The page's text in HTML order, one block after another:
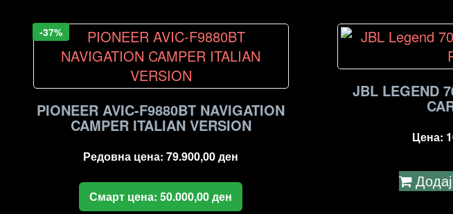
price:
high
to
low
-37%
PIONEER AVIC-F9880BT NAVIGATION
CAMPER ITALIAN VERSION
Редовна цена:79.900,00ден
Смарт цена:50.000,00ден
JBL LEGEND
Цена: